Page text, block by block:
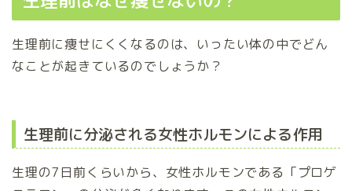
生理前に痩せにくくなるのは、いったい体の中でどん
なことが起きているのでしょうか？
生理前に分泌される女性ホルモンによる作用
生理の7日前くらいから、女性ホルモンである「プロゲ